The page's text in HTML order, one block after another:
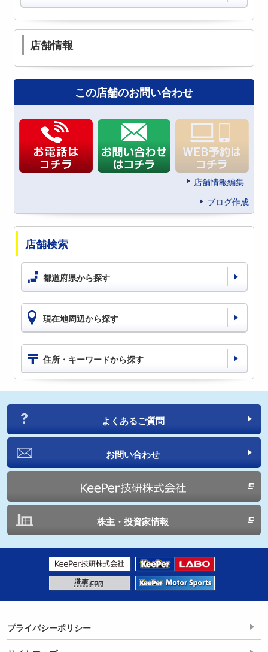
店舗情報
この店舗のお問い合わせ
店舗情報編集
ブログ作成
店舗検索
都道府県から探す
現在地周辺から探す
住所・キーワードから探す
よくあるご質問
お問い合わせ
株主・投資家情報
プライバシーポリシー